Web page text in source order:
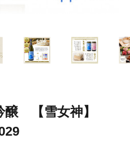
【雪女神】